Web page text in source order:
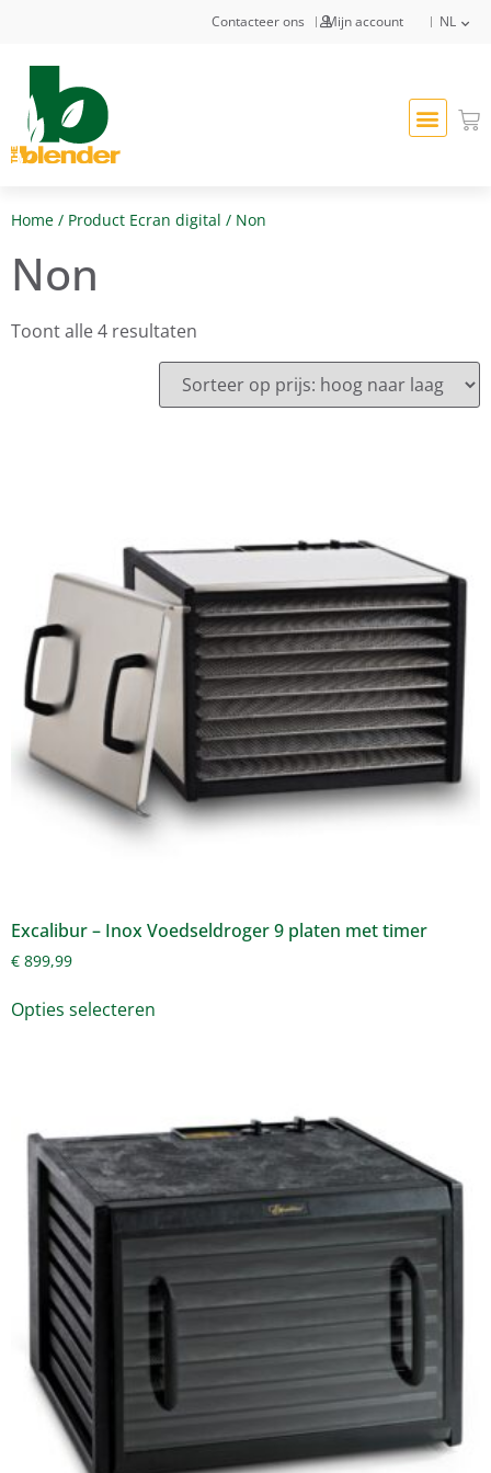
Contacteer ons Mijn account NL
Home / Product Ecran digital / Non
Non
Toont alle 4 resultaten
Excalibur – Inox Voedseldroger 9 platen met timer
€ 899,99
Opties selecteren